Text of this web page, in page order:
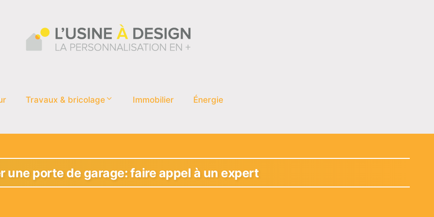
Travaux & bricolage Immobilier Énergie
une porte de garage: faire appel à un expert